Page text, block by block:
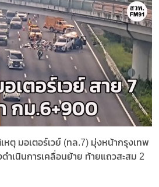
ตุ มอเตอร์เวย์ (ทล.7) มุ่งหน้ากรุงเทพ
ำเนินการเคลื่อนย้าย ท้ายแถวสะสม 2